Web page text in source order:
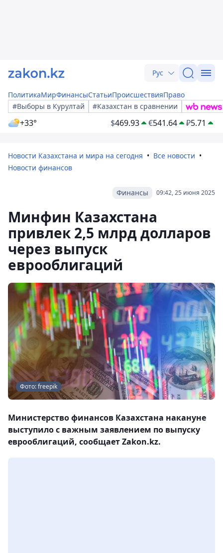
Рус
ПолитикаМирФинансыСтатьиПроисшествияПраво
#Выборы в Курултай
#Казахстан в сравнении
+33° $469.93 €541.64 ₽5.71
Новости Казахстана и мира на сегодня
Все новости
Новости финансов
09:42, 25 июня 2025
Финансы
Минфин Казахстана
привлек 2,5 млрд долларов
через выпуск
еврооблигаций
Фото: freepik
Министерство финансов Казахстана накануне
выступило с важным заявлением по выпуску
еврооблигаций, сообщает Zakon.kz.